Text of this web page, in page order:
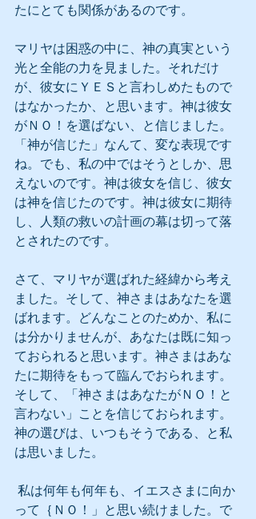
たにとても関係があるのです。
マリヤは困惑の中に、神の真実という
光と全能の力を見ました。それだけ
が、彼女にＹＥＳと言わしめたもので
はなかったか、と思います。神は彼女
がＮＯ！を選ばない、と信じました。
「神が信じた」なんて、変な表現です
ね。でも、私の中ではそうとしか、思
えないのです。神は彼女を信じ、彼女
は神を信じたのです。神は彼女に期待
し、人類の救いの計画の幕は切って落
とされたのです。
さて、マリヤが選ばれた経緯から考え
ました。そして、神さまはあなたを選
ばれます。どんなことのためか、私に
は分かりませんが、あなたは既に知っ
ておられると思います。神さまはあな
たに期待をもって臨んでおられます。
そして、「神さまはあなたがＮＯ！と
言わない」ことを信じておられます。
神の選びは、いつもそうである、と私
は思いました。
って｛ＮＯ！」と思い続けました。で